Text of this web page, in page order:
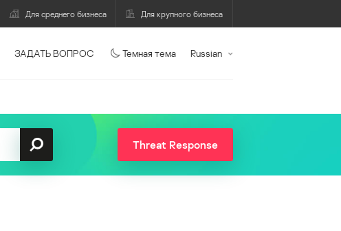
Для среднего бизнеса Для крупного бизнеса
ЗАДАТЬ ВОПРОС Темная тема Russian
Threat Response